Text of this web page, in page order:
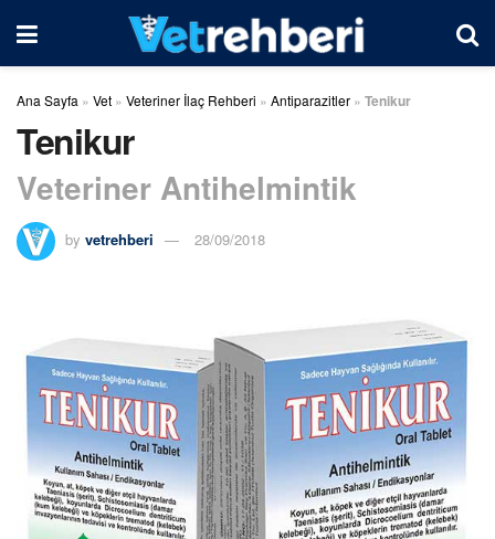
Ana Sayfa » Vet » Veteriner İlaç Rehberi » Antiparazitler » Tenikur
Tenikur
Veteriner Antihelmintik
by vetrehberi 28/09/2018